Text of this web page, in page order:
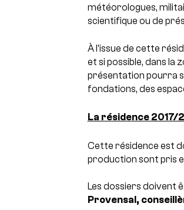
météorologues,
scientifique ou de
À l’issue de cette
et si possible, dans la
présentation pourra
fondations, des
La résidence 2017/
Cette résidence est
production sont pris
Les dossiers doivent
Provensal,